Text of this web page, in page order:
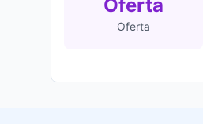
Oferta
Oferta